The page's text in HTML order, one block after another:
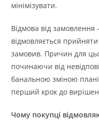
мінімізувати.
Відмова від замовлення
відмовляється
замовив. Причин для
починаючи від
банальною зміною
перший крок до
Чому покупці